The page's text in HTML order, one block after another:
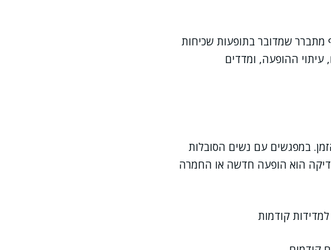
מתברר שמדובר בתופעות שכיחות
עיתוי ההופעה, ומדדים
במפגשים עם נשים הסובלות
בדיקה הוא הופעה חדשה או החמרה
קודמות